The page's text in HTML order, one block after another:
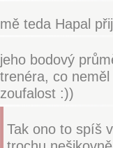
mě teda Hapal
jeho bodový
trenéra, co
zoufalost :))
Tak ono to spíš